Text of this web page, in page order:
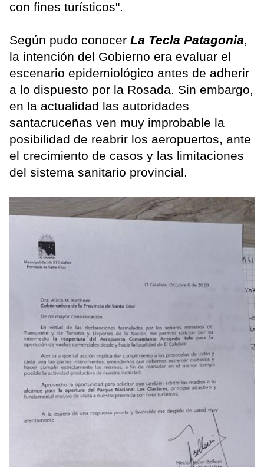
con fines turísticos".
Según pudo conocer La Tecla Patagonia,
la intención del Gobierno era evaluar el
escenario epidemiológico antes de adherir
a lo dispuesto por la Rosada. Sin embargo,
en la actualidad las autoridades
santacruceñas ven muy improbable la
posibilidad de reabrir los aeropuertos, ante
el crecimiento de casos y las limitaciones
del sistema sanitario provincial.